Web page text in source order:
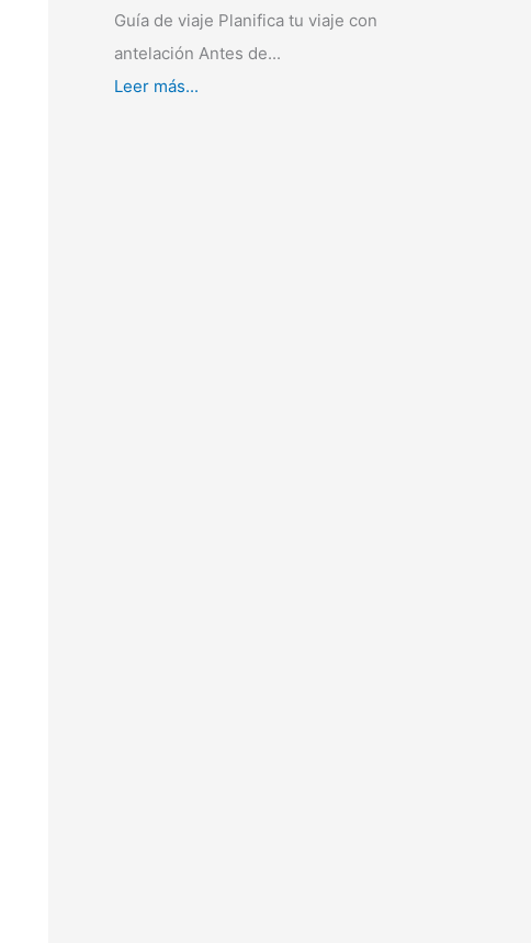
Guía de viaje Planifica tu viaje con
antelación Antes de...
Leer más...